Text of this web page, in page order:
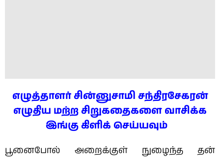
எழுத்தாளர் சின்னுசாமி சந்திரசேகரன்
எழுதிய மற்ற சிறுகதைகளை வாசிக்க
இங்கு கிளிக் செய்யவும்
பூனைபோல் அறைக்குள் நுழைந்த தன்